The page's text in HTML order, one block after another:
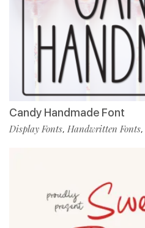
Candy Handmade Font
Display Fonts, Handwritten Fonts,